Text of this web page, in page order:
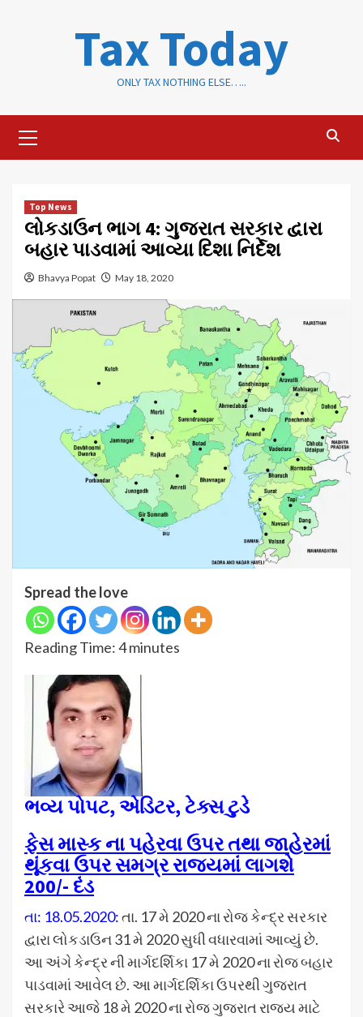
Tax Today
ONLY TAX NOTHING ELSE…..
Menu
Top News
લોકડાઉન ભાગ 4: ગુજરાત સરકાર દ્વારા
બહાર પાડવામાં આવ્યા દિશા નિર્દેશ
Bhavya Popat May 18, 2020
Spread the love
Reading Time:4minutes
ભવ્ય પોપટ, એડિટર, ટેક્સ ટુડે
ફેસ માસ્ક ના પહેરવા ઉપર તથા જાહેરમાં
થૂંકવા ઉપર સમગ્ર રાજયમાં લાગશે
200/- દંડ
તા: 18.05.2020:તા. 17 મે 2020 ના રોજ કેન્દ્ર સરકાર
દ્વારા લોકડાઉન 31 મે 2020 સુધી વધારવામાં આવ્યું છે.
આ અંગે કેન્દ્ર ની માર્ગદર્શિકા 17 મે 2020 ના રોજ બહાર
પાડવામાં આવેલ છે. આ માર્ગદર્શિકા ઉપરથી ગુજરાત
સરકારે આજે 18 મે 2020 ના રોજ ગુજરાત રાજય માટે